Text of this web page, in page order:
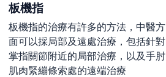
板機指
板機指的治療有許多的方法，中醫方
面可以採局部及遠處治療，包括針對
掌指關節附近的局部治療，以及手肘
肌肉緊繃條索處的遠端治療